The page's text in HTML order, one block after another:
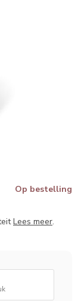
Op bestelling
Lees meer.